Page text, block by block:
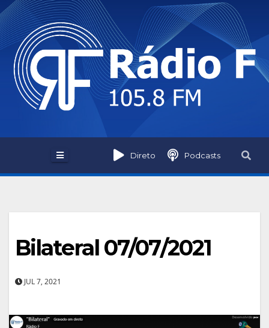
Skip
to
content
Direto Podcasts
Bilateral 07/07/2021
JUL 7, 2021